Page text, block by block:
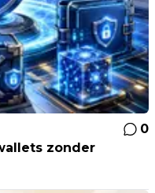
0
zonder